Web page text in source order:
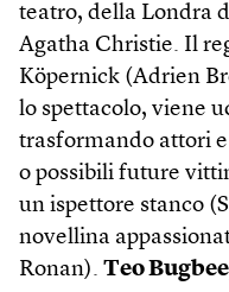
teatro, della Londra
Agatha Christie. Il
Köpernick (Adrien
lo spettacolo, viene
trasformando attori
o possibili future
un ispettore stanco
novellina
Ronan). Teo